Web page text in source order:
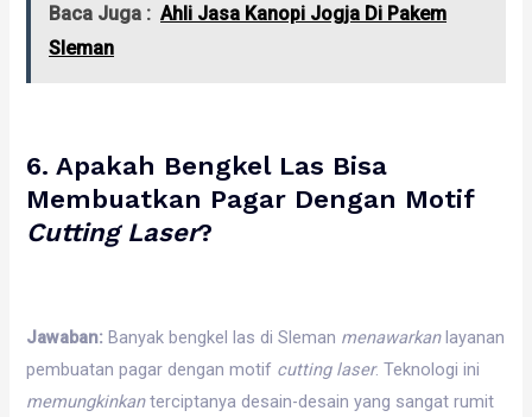
Baca Juga : Ahli Jasa Kanopi Jogja Di Pakem
Sleman
6. Apakah Bengkel Las Bisa
Membuatkan Pagar Dengan Motif
Cutting Laser?
Jawaban: Banyak bengkel las di Sleman menawarkanlayanan
pembuatan pagar dengan motif cutting laser. Teknologi ini
memungkinkanterciptanya desain-desain yang sangat rumit